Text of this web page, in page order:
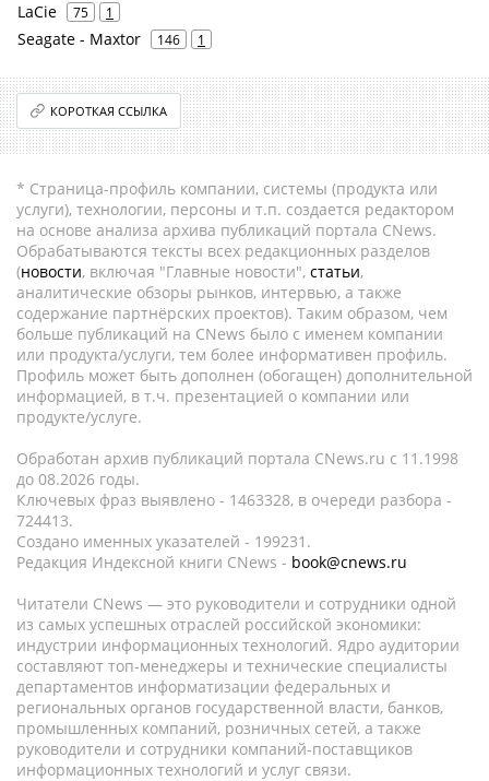
LaCie 75 1
Seagate - Maxtor 146 1
КОРОТКАЯ ССЫЛКА
* Страница-профиль компании, системы (продукта или
услуги), технологии, персоны и т.п. создается редактором
на основе анализа архива публикаций портала CNews.
Обрабатываются тексты всех редакционных разделов
(новости, включая "Главные новости", статьи,
аналитические обзоры рынков, интервью, а также
содержание партнёрских проектов). Таким образом, чем
больше публикаций на CNews было с именем компании
или продукта/услуги, тем более информативен профиль.
Профиль может быть дополнен (обогащен) дополнительной
информацией, в т.ч. презентацией о компании или
продукте/услуге.
Обработан архив публикаций портала CNews.ru c 11.1998
до 08.2026 годы.
Ключевых фраз выявлено - 1463328, в очереди разбора -
724413.
Создано именных указателей - 199231.
Редакция Индексной книги CNews - book@cnews.ru
Читатели CNews — это руководители и сотрудники одной
из самых успешных отраслей российской экономики:
индустрии информационных технологий. Ядро аудитории
составляют топ-менеджеры и технические специалисты
департаментов информатизации федеральных и
региональных органов государственной власти, банков,
промышленных компаний, розничных сетей, а также
руководители и сотрудники компаний-поставщиков
информационных технологий и услуг связи.